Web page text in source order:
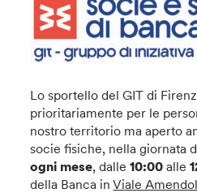
Lo sportello del GIT di
prioritariamente per le
nostro territorio ma aperto
socie fisiche, nella giornata
ogni mese, dalle10:00 alle
della Banca inViale